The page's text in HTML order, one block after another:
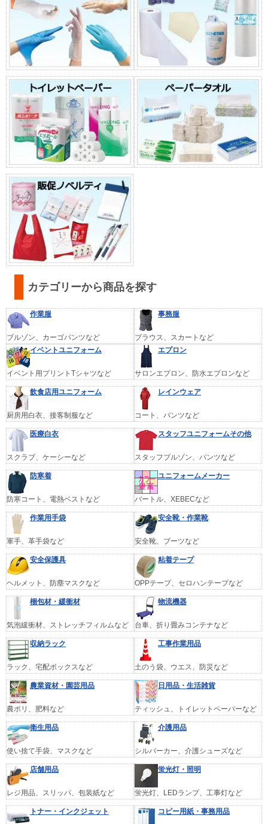
カテゴリーから商品を探す
作業服
ブルゾン、カーゴパンツなど
事務服
ブラウス、スカートなど
イベントユニフォーム
イベント用プリントTシャツなど
エプロン
サロンエプロン、防水エプロンなど
飲食店用ユニフォーム
厨房用白衣、接客制服など
レインウェア
コート、パンツなど
医療白衣
スクラブ、ケーシーなど
スタッフユニフォームその他
スタッフブルゾン、パンツなど
防寒着
防寒コート、電熱ベストなど
ユニフォームメーカー
バートル、XEBECなど
作業用手袋
軍手、革手袋など
安全靴・作業靴
安全靴、ブーツなど
安全保護具
ヘルメット、防塵マスクなど
粘着テープ
OPPテープ、セロハンテープなど
梱包材・緩衝材
気泡緩衝材、ストレッチフィルムなど
物流機器
台車、折り畳みコンテナなど
収納ラック
ラック、宅配ボックスなど
工事作業用品
土のう袋、ウエス、防災など
農業資材・園芸用品
農ポリ、肥料など
日用品・生活雑貨
ティッシュ、トイレットペーパーなど
衛生用品
使い捨て手袋、マスクなど
介護用品
シルバーカー、介護シューズなど
店舗用品
レジ用品、スリッパ、包装紙など
蛍光灯・照明
蛍光灯、LEDランプ、工事灯など
トナー・インクジェット コピー用紙・事務用品